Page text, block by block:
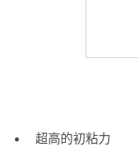
超高的初粘力